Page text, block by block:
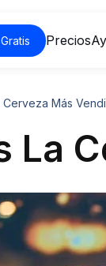
Precios
Cerveza Más
La